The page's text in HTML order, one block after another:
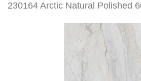
Заказать
230164 Arctic Natural Polished